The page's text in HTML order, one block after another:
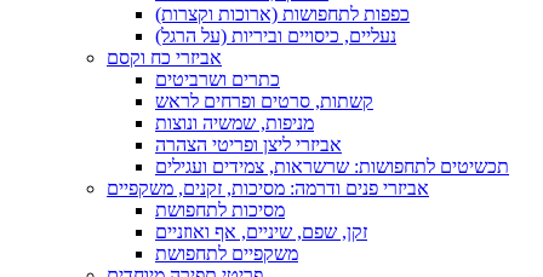
כפפות לתחפושות (ארוכות וקצרות)
נעליים, כיסויים וביריות (על הרגל)
אביזרי כח וקסם
כתרים ושרביטים
קשתות, סרטים ופרחים לראש
מניפות, שמשיה ונוצות
אביזרי ליצן ופריטי הצהרה
תכשיטים לתחפושות: שרשראות, צמידים ועגילים
אביזרי פנים ודרמה: מסיכות, זקנים, משקפיים
מסיכות לתחפושת
זקן, שפם, שיניים, אף ואוזניים
משקפיים לתחפושת